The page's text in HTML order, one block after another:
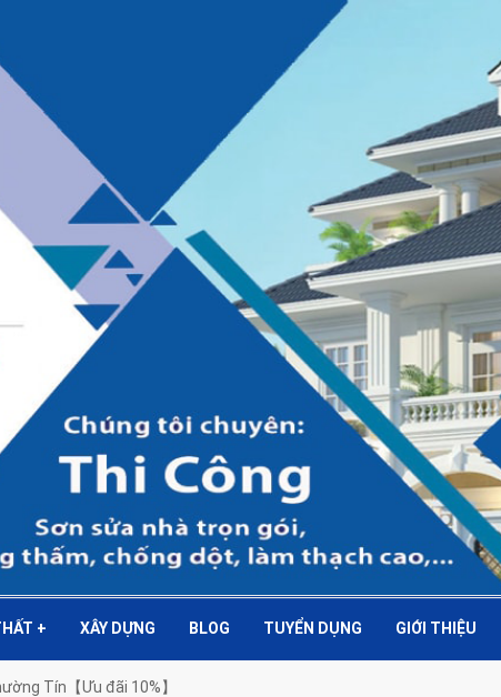
+ XÂY DỰNG BLOG TUYỂN DỤNG GIỚI THIỆU
Tín【Ưu đãi 10%】